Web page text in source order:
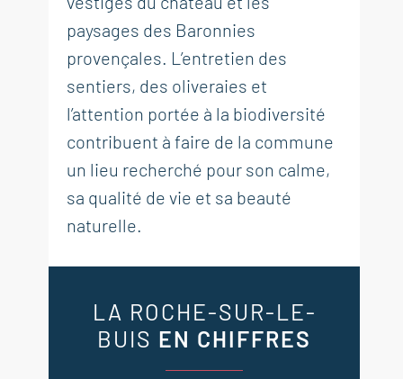
paysages des Baronnies
provençales. L’entretien des
sentiers, des oliveraies et
l’attention portée à la biodiversité
contribuent à faire de la commune
un lieu recherché pour son calme,
sa qualité de vie et sa beauté
naturelle.
LA ROCHE-SUR-LE-
BUIS EN CHIFFRES